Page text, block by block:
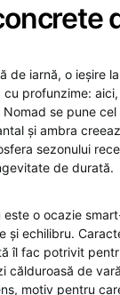
de iarnă, o ieșire
profunzime:
se pune
și ambra
sezonului
de durată.
este o ocazie
și echilibru.
îl fac potrivit
călduroasă de
motiv pentru